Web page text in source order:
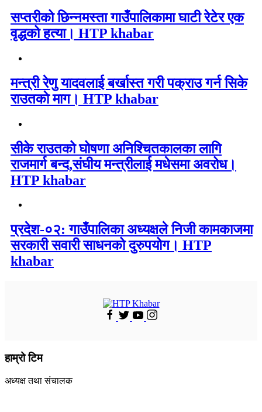
सप्तरीको छिन्नमस्ता गाउँपालिकामा घाटी रेटेर एक
वृद्धको हत्या। HTP khabar
मन्त्री रेणु यादवलाई बर्खास्त गरी पक्राउ गर्न सिके
राउतकाे माग। HTP khabar
सीके राउतको घोषणा अनिश्चितकालका लागि
राजमार्ग बन्द,संघीय मन्त्रीलाई मधेसमा अवरोध।
HTP khabar
प्रदेश-०२: गाउँपालिका अध्यक्षले निजी कामकाजमा
सरकारी सवारी साधनको दुरुपयोग। HTP
khabar
हाम्रो टिम
अध्यक्ष तथा संचालक